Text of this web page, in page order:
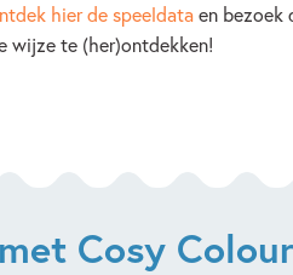
hier de speeldataen bezoek
wijze te (her)ontdekken!
Cosy